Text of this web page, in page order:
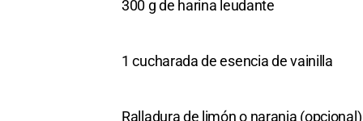
300 g de harina leudante
1 cucharada de esencia de vainilla
Ralladura de limón o naranja (opcional)